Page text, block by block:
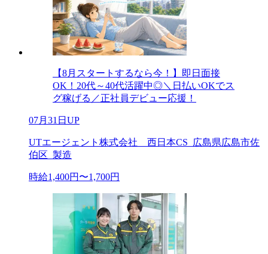
【8月スタートするなら今！】即日面接
OK！20代～40代活躍中◎＼日払いOKでス
グ稼げる／正社員デビュー応援！
07月31日UP
UTエージェント株式会社 西日本CS_広島県広島市佐
伯区_製造
時給1,400円〜1,700円